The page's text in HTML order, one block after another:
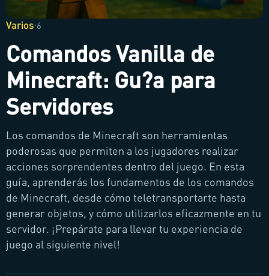
Varios·6
Comandos Vanilla de
Minecraft: Gu?a para
Servidores
Los comandos de Minecraft son herramientas
poderosas que permiten a los jugadores realizar
acciones sorprendentes dentro del juego. En esta
guía, aprenderás los fundamentos de los comandos
de Minecraft, desde cómo teletransportarte hasta
generar objetos, y cómo utilizarlos eficazmente en tu
servidor. ¡Prepárate para llevar tu experiencia de
juego al siguiente nivel!